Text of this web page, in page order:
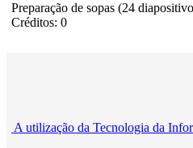
Preparação de sopas (24
Créditos: 0
A utilização da Tecnologia da